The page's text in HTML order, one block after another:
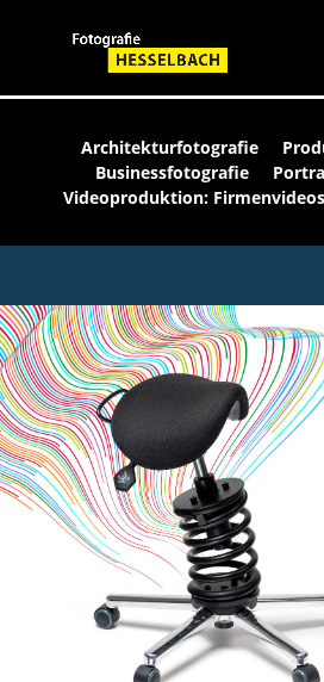
Architekturfotografie
Businessfotografie
Videoproduktion: